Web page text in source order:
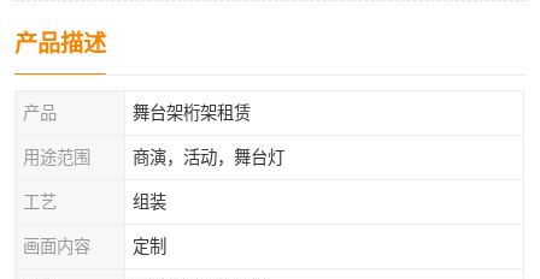
产品描述
产品 舞台架桁架租赁
用途范围 商演，活动，舞台灯
工艺 组装
画面内容 定制